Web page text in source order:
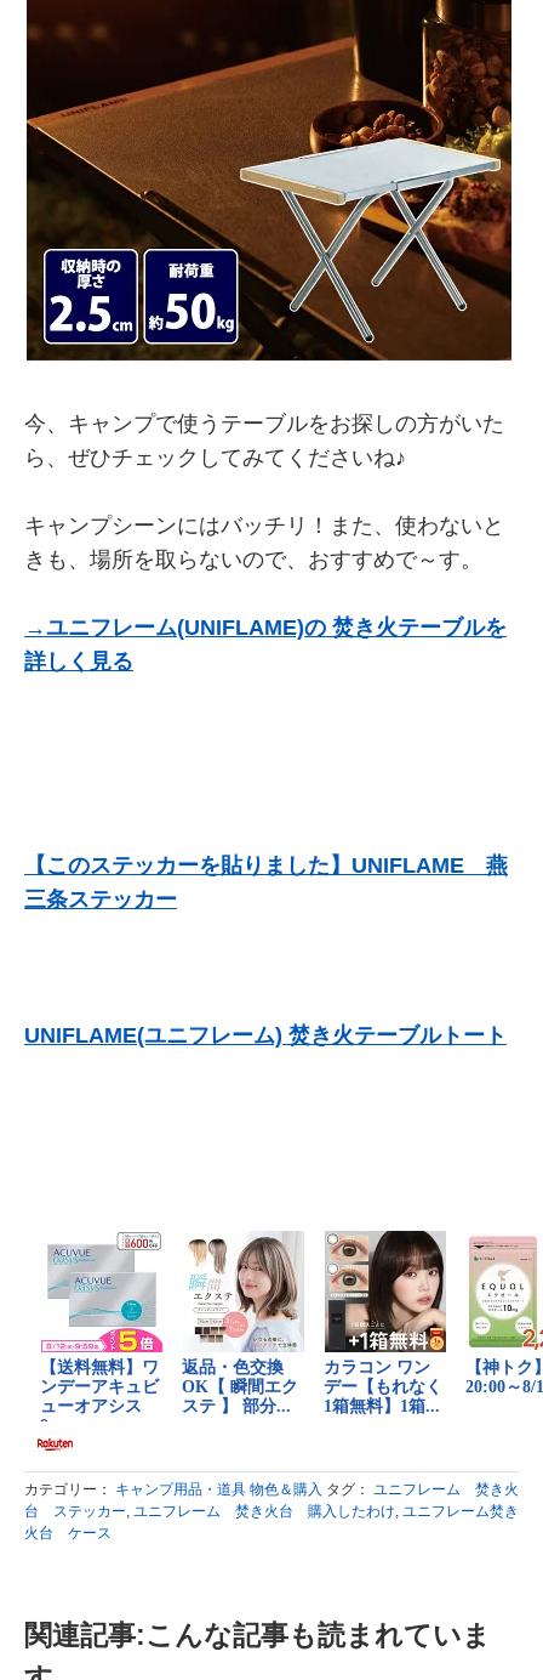
今、キャンプで使うテーブルをお探しの方がいた
ら、ぜひチェックしてみてくださいね♪
キャンプシーンにはバッチリ！また、使わないと
きも、場所を取らないので、おすすめで～す。
→ユニフレーム(UNIFLAME)の 焚き火テーブルを
詳しく見る
【このステッカーを貼りました】UNIFLAME 燕
三条ステッカー
UNIFLAME(ユニフレーム) 焚き火テーブルトート
カテゴリー： キャンプ用品・道具 物色＆購入 タグ： ユニフレーム 焚き火
台 ステッカー, ユニフレーム 焚き火台 購入したわけ, ユニフレーム焚き
火台 ケース
関連記事:こんな記事も読まれていま